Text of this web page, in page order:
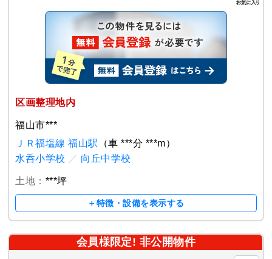
区画整理地内
福山市***
ＪＲ福塩線 福山駅
（車 ***分 ***m）
水呑小学校 ／ 向丘中学校
土地： ***坪
＋特徴・設備を表示する
会員様限定! 非公開物件